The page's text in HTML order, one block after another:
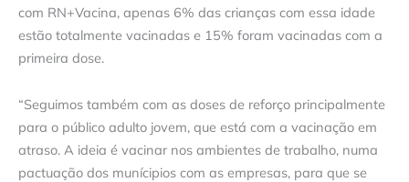
com RN+Vacina, apenas 6% das crianças com essa idade
estão totalmente vacinadas e 15% foram vacinadas com a
primeira dose.
“Seguimos também com as doses de reforço principalmente
para o público adulto jovem, que está com a vacinação em
atraso. A ideia é vacinar nos ambientes de trabalho, numa
pactuação dos munícipios com as empresas, para que se